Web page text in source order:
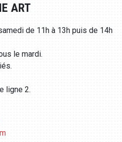
ART
de 11h à 13h puis de 14h
le mardi.
ligne 2.